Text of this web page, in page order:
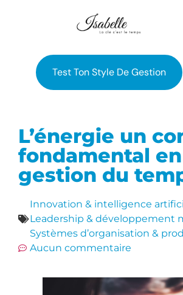
Test Ton Style De Gestion
L’énergie un
fondamental en
gestion du
Innovation & intelligence
Leadership & développement
Systèmes d’organisation &
Aucun commentaire